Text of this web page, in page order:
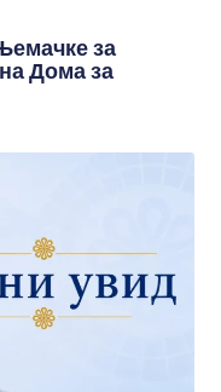
за
Дома за